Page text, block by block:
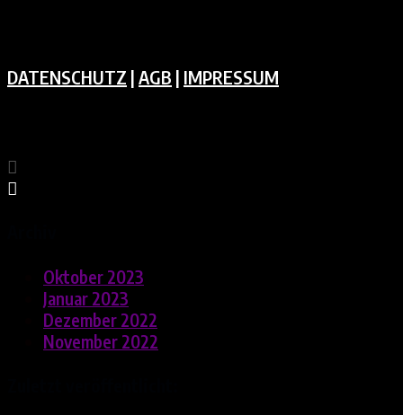
DATENSCHUTZ | AGB | IMPRESSUM
Oktober 2023
Januar 2023
Dezember 2022
November 2022